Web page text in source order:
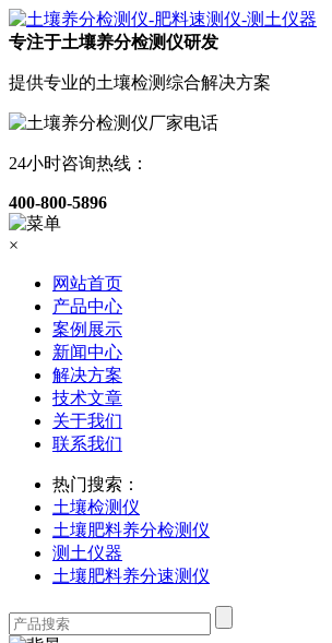
专注于土壤养分检测仪研发
提供专业的土壤检测综合解决方案
24小时咨询热线：
400-800-5896
×
网站首页
产品中心
案例展示
新闻中心
解决方案
技术文章
关于我们
联系我们
热门搜索：
土壤检测仪
土壤肥料养分检测仪
测土仪器
土壤肥料养分速测仪